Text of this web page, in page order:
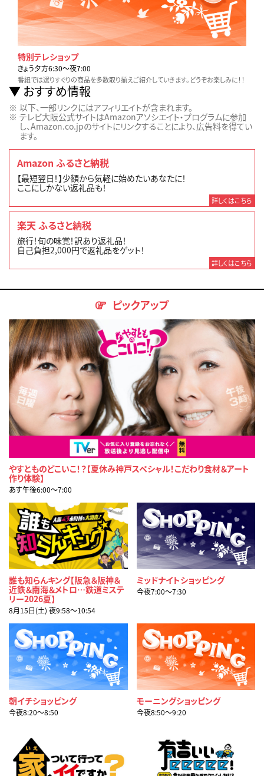
特別テレショップ
きょう夕方6:30〜夜7:00
番組では選りすぐりの商品を多数取り揃えご紹介していきます。どうぞお楽しみに！！
おすすめ情報
以下、一部リンクにはアフィリエイトが含まれます。
テレビ大阪公式サイトはAmazonアソシエイト・プログラムに参加
し、Amazon.co.jpのサイトにリンクすることにより、広告料を得てい
ます。
Amazon ふるさと納税
【最短翌日！】少額から気軽に始めたいあなたに！
ここにしかない返礼品も！
詳しくはこちら
楽天 ふるさと納税
旅行！旬の味覚！訳あり返礼品！
自己負担2,000円で返礼品をゲット！
詳しくはこちら
ピックアップ
やすとものどこいこ！？【夏休み神戸スペシャル！こだわり食材＆アート
作り体験】
あす午後6:00〜7:00
誰も知らんキング【阪急＆阪神＆
近鉄＆南海＆メトロ…鉄道ミステ
リー2026夏】
8月15日(土) 夜9:58〜10:54
ミッドナイトショッピング
今夜7:00〜7:30
朝イチショッピング
今夜8:20〜8:50
モーニングショッピング
今夜8:50〜9:20